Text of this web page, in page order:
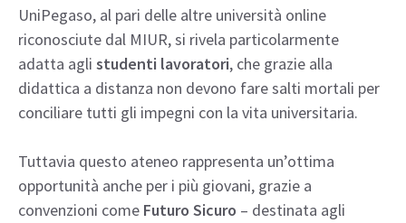
UniPegaso, al pari delle altre università online
riconosciute dal MIUR, si rivela particolarmente
adatta agli studenti lavoratori, che grazie alla
didattica a distanza non devono fare salti mortali per
conciliare tutti gli impegni con la vita universitaria.
Tuttavia questo ateneo rappresenta un’ottima
opportunità anche per i più giovani, grazie a
convenzioni come Futuro Sicuro – destinata agli